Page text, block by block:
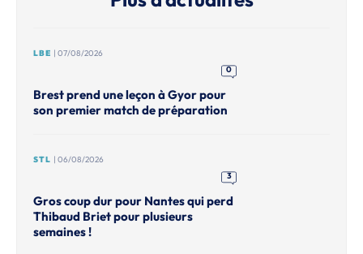
LBE | 07/08/2026
0
Brest prend une leçon à Gyor pour
son premier match de préparation
STL | 06/08/2026
3
Gros coup dur pour Nantes qui perd
Thibaud Briet pour plusieurs
semaines !